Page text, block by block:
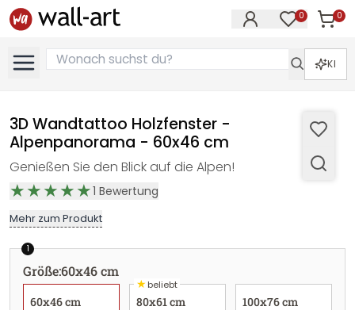
0 0
KI
3D Wandtattoo Holzfenster -
Alpenpanorama - 60x46 cm
Genießen Sie den Blick auf die Alpen!
1 Bewertung
Mehr zum Produkt
1
Größe:60x46 cm
60x46 cm
★beliebt
80x61 cm 100x76 cm